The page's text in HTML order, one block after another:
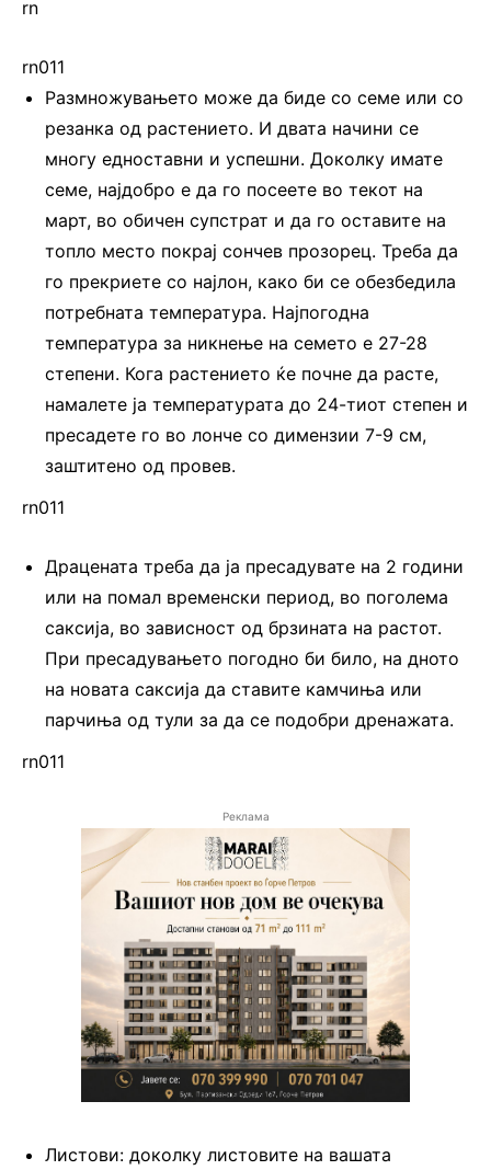
rn
rn011
Размножувањето може да биде со семе или со
резанка од растението. И двата начини се
многу едноставни и успешни. Доколку имате
семе, најдобро е да го посеете во текот на
март, во обичен супстрат и да го оставите на
топло место покрај сончев прозорец. Треба да
го прекриете со најлон, како би се обезбедила
потребната температура. Најпогодна
температура за никнење на семето е 27-28
степени. Кога растението ќе почне да расте,
намалете ја температурата до 24-тиот степен и
пресадете го во лонче со димензии 7-9 см,
заштитено од провев.
rn011
Драцената треба да ја пресадувате на 2 години
или на помал временски период, во поголема
саксија, во зависност од брзината на растот.
При пресадувањето погодно би било, на дното
на новата саксија да ставите камчиња или
парчиња од тули за да се подобри дренажата.
rn011
Реклама
Листови: доколку листовите на вашата